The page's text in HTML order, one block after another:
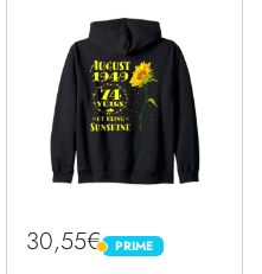
30,55€ PRIME
PRIME